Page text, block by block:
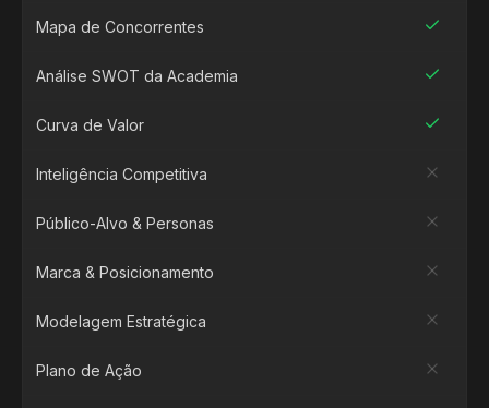
Mapa de Concorrentes
Análise SWOT da Academia
Curva de Valor
Inteligência Competitiva
Público-Alvo & Personas
Marca & Posicionamento
Modelagem Estratégica
Plano de Ação